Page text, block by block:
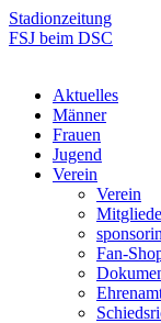
Zum
Inhalt
Stadionzeitung
FSJ beim DSC
Aktuelles
Männer
Frauen
Jugend
Verein
Verein
Fan-